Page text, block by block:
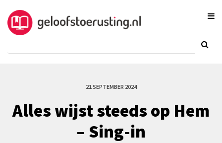
21 SEPTEMBER 2024
Alles wijst steeds op Hem
– Sing-in